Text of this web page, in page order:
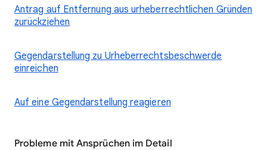
Antrag auf Entfernung aus urheberrechtlichen Gründen
zurückziehen
Gegendarstellung zu Urheberrechtsbeschwerde
einreichen
Auf eine Gegendarstellung reagieren
Probleme mit Ansprüchen im Detail